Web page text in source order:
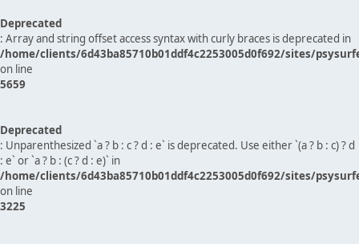
Deprecated
: Array and string offset access syntax with curly braces is deprecated in
/home/clients/6d43ba85710b01ddf4c2253005d0f692/sites/
on line
5659
Deprecated
: Unparenthesized `a ? b : c ? d : e` is deprecated. Use either `(a ? b : c) ? d
: e` or `a ? b : (c ? d : e)` in
/home/clients/6d43ba85710b01ddf4c2253005d0f692/sites/
on line
3225